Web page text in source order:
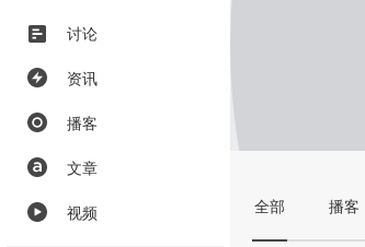
讨论
资讯
播客
文章
视频 全部 播客